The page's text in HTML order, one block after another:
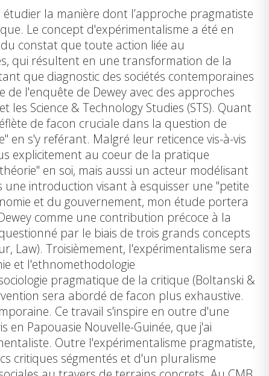
la manière dont l’approche pragmatiste
Le concept d'expérimentalisme a été en
constat que toute action liée au
qui résultent en une transformation de la
que diagnostic des sociétés contemporaines
l'enquête de Dewey avec des approches
Science & Technology Studies (STS). Quant
de facon cruciale dans la question de
s'y reférant. Malgré leur reticence vis-à-vis
explicitement au coeur de la pratique
en soi, mais aussi un acteur modélisant
introduction visant à esquisser une "petite
et du gouvernement, mon étude portera
comme une contribution précoce à la
par le biais de trois grands concepts
Law). Troisièmement, l'expérimentalisme sera
et l'ethnomethodologie
pragmatique de la critique (Boltanski &
sera abordé de facon plus exhaustive.
Ce travail s'inspire en outre d'une
Papouasie Nouvelle-Guinée, que j'ai
Outre l'expérimentalisme pragmatiste,
critiques ségmentés et d'un pluralisme